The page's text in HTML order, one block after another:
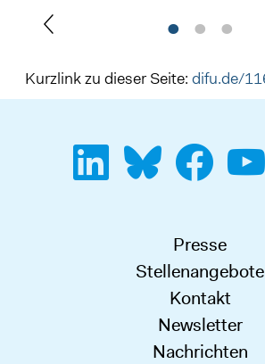
Kurzlink zu dieser Seite: difu.de/
Presse
Stellenangebote
Kontakt
Newsletter
Nachrichten